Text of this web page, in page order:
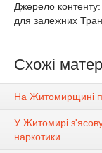
Джерело контенту:
для залежних
Схожі
На Житомирщині
У Житомирі
наркотики